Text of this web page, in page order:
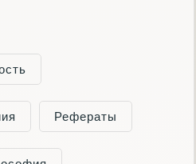
Рефераты